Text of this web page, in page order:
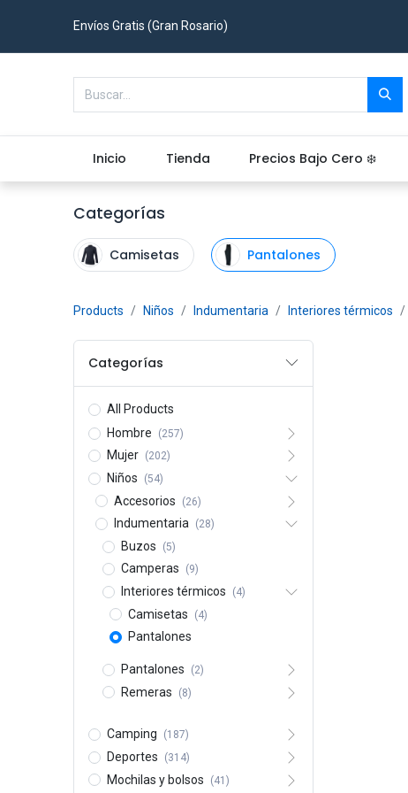
Envíos Gratis (Gran Rosario)
Inicio Tienda Precios Bajo Cero ❄️
Categorías
Camisetas Pantalones
Products Niños Indumentaria Interiores térmicos
Categorías
All Products
Hombre
(257)
Mujer (202)
Niños (54)
Accesorios (26)
Indumentaria (28)
Buzos (5)
Camperas (9)
Interiores térmicos (4)
Camisetas (4)
Pantalones
Pantalones (2)
Remeras (8)
Camping (187)
Deportes (314)
Mochilas y bolsos (41)